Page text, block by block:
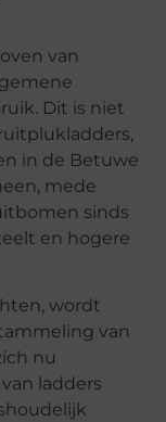
van
Dit is niet
in de Betuwe
mede
sinds
en hogere
wordt
van
nu
ladders